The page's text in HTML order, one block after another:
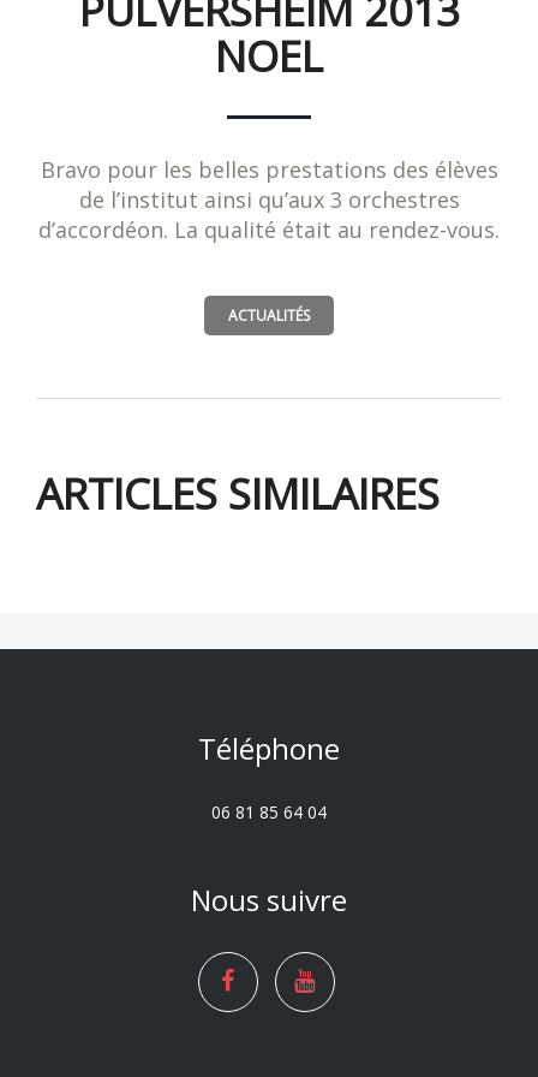
NOEL
Bravo pour les belles prestations des élèves
de l’institut ainsi qu’aux 3 orchestres
d’accordéon. La qualité était au rendez-vous.
ACTUALITÉS
ARTICLES SIMILAIRES
Téléphone
06 81 85 64 04
Nous suivre